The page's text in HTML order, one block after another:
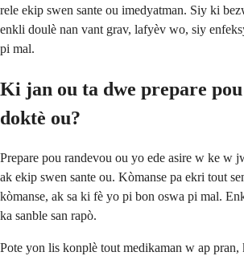
rele ekip swen sante ou imedyatman. Siy ki
enkli doulè nan vant grav, lafyèv wo, siy
pi mal.
Ki jan ou ta dwe prepare
doktè ou?
Prepare pou randevou ou yo ede asire w ke w
ak ekip swen sante ou. Kòmanse pa ekri tout
kòmanse, ak sa ki fè yo pi bon oswa pi mal.
ka sanble san rapò.
Pote yon lis konplè tout medikaman w ap pran,